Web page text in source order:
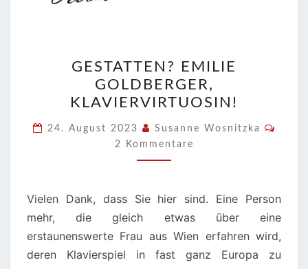
EMILIE
GOLDBERGER,
KLAVIERVIRTUOSIN!
GESTATTEN? EMILIE
GOLDBERGER,
KLAVIERVIRTUOSIN!
24. August 2023 Susanne Wosnitzka
2 Kommentare
Vielen Dank, dass Sie hier sind. Eine Person
mehr, die gleich etwas über eine
erstaunenswerte Frau aus Wien erfahren wird,
deren Klavierspiel in fast ganz Europa zu